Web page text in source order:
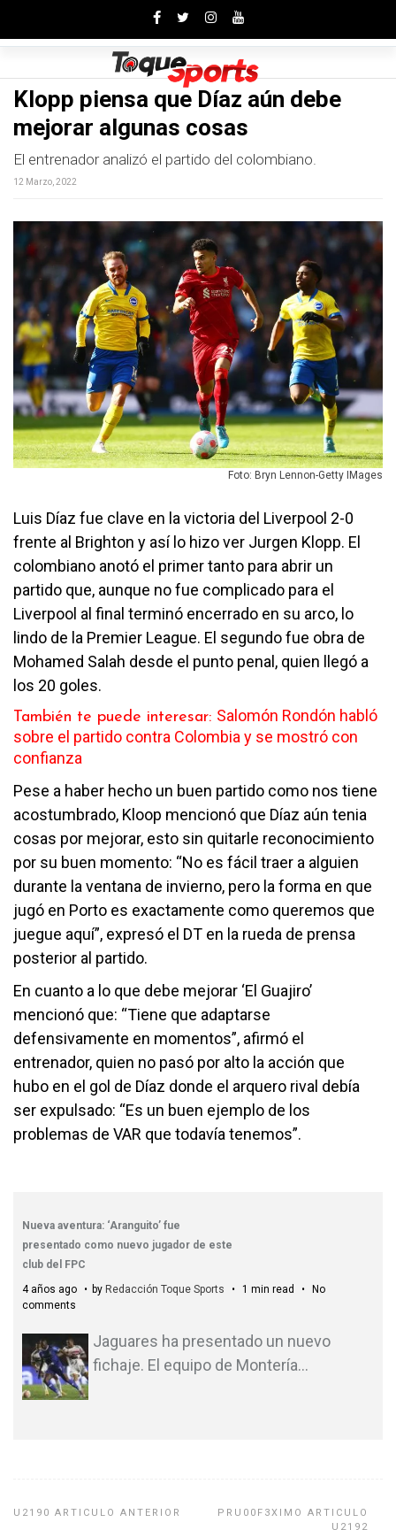
Klopp piensa que Díaz aún debe
mejorar algunas cosas
El entrenador analizó el partido del colombiano.
12 Marzo, 2022
Foto: Bryn Lennon-Getty IMages
Luis Díaz fue clave en la victoria del Liverpool 2-0
frente al Brighton y así lo hizo ver Jurgen Klopp. El
colombiano anotó el primer tanto para abrir un
partido que, aunque no fue complicado para el
Liverpool al final terminó encerrado en su arco, lo
lindo de la Premier League. El segundo fue obra de
Mohamed Salah desde el punto penal, quien llegó a
los 20 goles.
También te puede interesar: Salomón Rondón habló
sobre el partido contra Colombia y se mostró con
confianza
Pese a haber hecho un buen partido como nos tiene
acostumbrado, Kloop mencionó que Díaz aún tenia
cosas por mejorar, esto sin quitarle reconocimiento
por su buen momento: “No es fácil traer a alguien
durante la ventana de invierno, pero la forma en que
jugó en Porto es exactamente como queremos que
juegue aquí”, expresó el DT en la rueda de prensa
posterior al partido.
En cuanto a lo que debe mejorar ‘El Guajiro’
mencionó que: “Tiene que adaptarse
defensivamente en momentos”, afirmó el
entrenador, quien no pasó por alto la acción que
hubo en el gol de Díaz donde el arquero rival debía
ser expulsado: “Es un buen ejemplo de los
problemas de VAR que todavía tenemos”.
Nueva aventura: ‘Aranguito’ fue
presentado como nuevo jugador de este
club del FPC
4 años ago
by Redacción Toque Sports 1 min read
No
comments
Jaguares ha presentado un nuevo
fichaje. El equipo de Montería…